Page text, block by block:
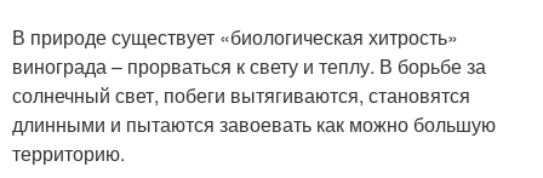
В природе существует «биологическая хитрость»
винограда – прорваться к свету и теплу. В борьбе за
солнечный свет, побеги вытягиваются, становятся
длинными и пытаются завоевать как можно большую
территорию.